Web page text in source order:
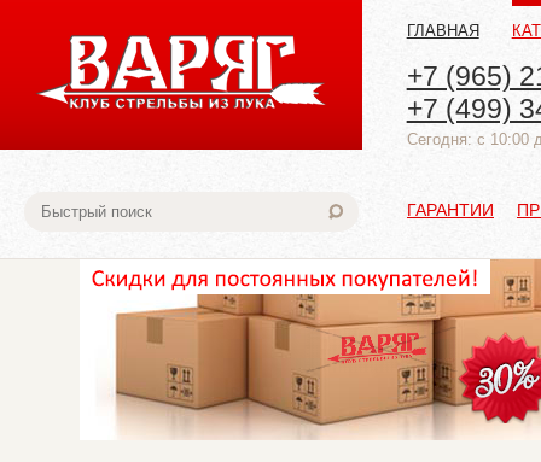
ГЛАВНАЯ
+7 (965)
+7 (499)
Cегодня: с 10:00
ГАРАНТИИ